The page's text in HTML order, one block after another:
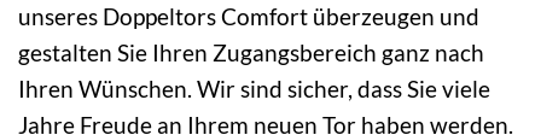
unseres Doppeltors Comfort überzeugen und
gestalten Sie Ihren Zugangsbereich ganz nach
Ihren Wünschen. Wir sind sicher, dass Sie viele
Jahre Freude an Ihrem neuen Tor haben werden.